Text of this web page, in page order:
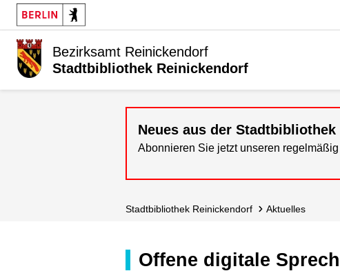
Bezirksamt Reinickendorf
Stadtbibliothek Reinickendorf
Neues aus der Stadtbibliothek
Abonnieren Sie jetzt unseren
Stadt­bibliothek Reinickendorf Aktuelles
Offene digitale